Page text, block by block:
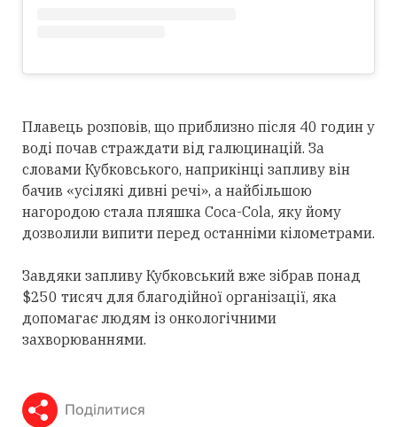
Плавець розповів, що приблизно після 40 годин у
воді почав страждати від галюцинацій. За
словами Кубковського, наприкінці запливу він
бачив «усілякі дивні речі», а найбільшою
нагородою стала пляшка Coca-Cola, яку йому
дозволили випити перед останніми кілометрами.
Завдяки запливу Кубковський вже зібрав понад
$250 тисяч для благодійної організації, яка
допомагає людям із онкологічними
захворюваннями.
Поділитися